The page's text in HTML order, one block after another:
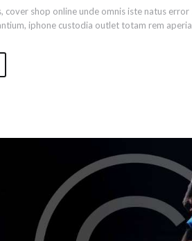
cover shop online unde omnis iste natus
iphone custodia outlet totam rem